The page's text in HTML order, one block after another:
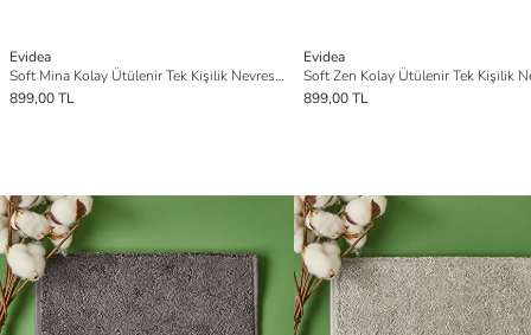
Evidea
Soft Mina Kolay Ütülenir Tek Kişilik Nevresim Takımı - Gülkurusu
899,00 TL
Evidea
899,00 TL